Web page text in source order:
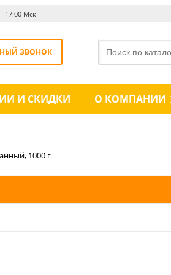
17:00 Мск
ЗВОНОК
И СКИДКИ О КОМПАНИИ
1000 г